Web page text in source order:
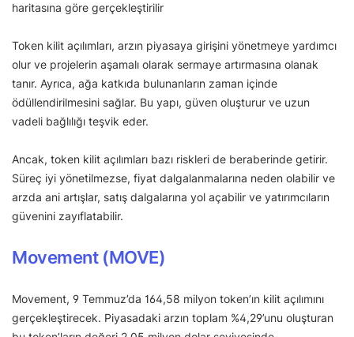
haritasına göre gerçekleştirilir
Token kilit açılımları, arzın piyasaya girişini yönetmeye yardımcı
olur ve projelerin aşamalı olarak sermaye artırmasına olanak
tanır. Ayrıca, ağa katkıda bulunanların zaman içinde
ödüllendirilmesini sağlar. Bu yapı, güven oluşturur ve uzun
vadeli bağlılığı teşvik eder.
Ancak, token kilit açılımları bazı riskleri de beraberinde getirir.
Süreç iyi yönetilmezse, fiyat dalgalanmalarına neden olabilir ve
arzda ani artışlar, satış dalgalarına yol açabilir ve yatırımcıların
güvenini zayıflatabilir.
Movement (MOVE)
Movement, 9 Temmuz’da 164,58 milyon token’ın kilit açılımını
gerçekleştirecek. Piyasadaki arzın toplam %4,29’unu oluşturan